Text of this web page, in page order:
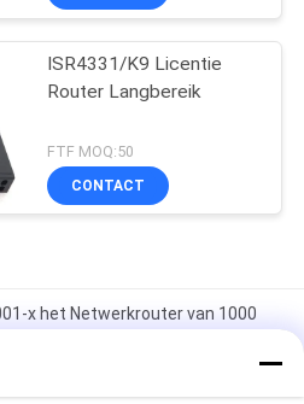
ISR4331/K9 Licentie
Router Langbereik
FTF MOQ:50
CONTACT
x het Netwerkrouter van 1000
9300 2 Reserveonderdelen van